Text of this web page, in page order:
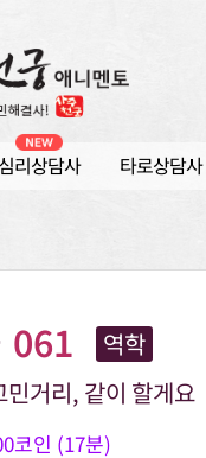
심리상담사 타로상담사
061 역학
민거리, 같이 할게요
코인 (17분)